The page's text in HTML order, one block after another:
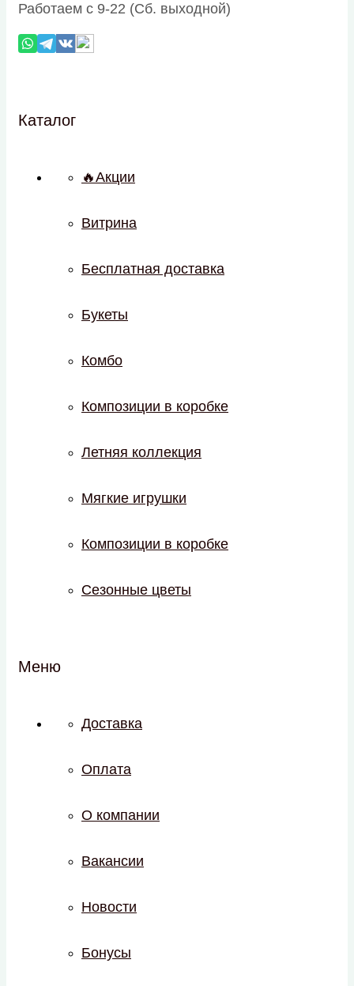
Работаем с 9-22 (Сб. выходной)
Каталог
🔥Акции
Витрина
Бесплатная доставка
Букеты
Комбо
Композиции в коробке
Летняя коллекция
Мягкие игрушки
Композиции в коробке
Сезонные цветы
Меню
Доставка
Оплата
О компании
Вакансии
Новости
Бонусы